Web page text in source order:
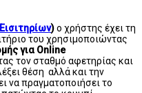
)o χρήστης έχει τη
του χρησιμοποιώντας
για Online
τον σταθμό αφετηρίας και
θέση αλλά και την
να πραγματοποιήσει το